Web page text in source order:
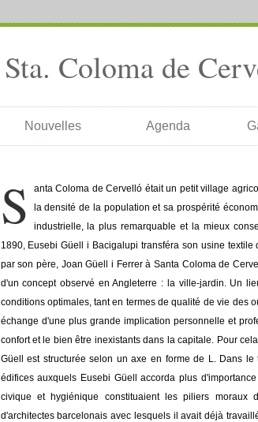
Sta. Coloma de
Nouvelles Agenda
S
anta Coloma de Cervelló était un petit village
la densité de la population et sa prospérité
industrielle, la plus remarquable et la mieux
1890, Eusebi Güell i Bacigalupi transféra son usine
par son père, Joan Güell i Ferrer à Santa Coloma de
d'un concept observé en Angleterre : la ville-jardin. Un
conditions optimales, tant en termes de qualité de vie des
échange d'une plus grande implication personnelle et
confort et le bien être inexistants dans la capitale. Pour
Güell est structurée selon un axe en forme de L. Dans
édifices auxquels Eusebi Güell accorda plus
civique et hygiénique constituaient les piliers
d'architectes barcelonais avec lesquels il avait déjà